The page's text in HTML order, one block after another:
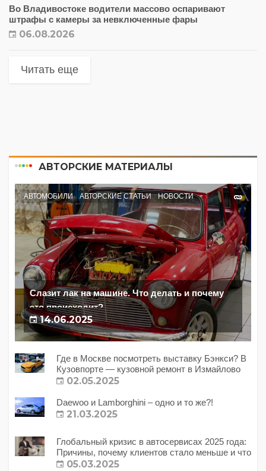
Во Владивостоке водители массово оспаривают
штрафы с камеры за невключенные фары
06.08.2026
Читать еще
АВТОРСКИЕ МАТЕРИАЛЫ
АВТОМОБИЛИ АВТОРСКИЕ СТАТЬИ НОВОСТИ
Слазит лак на машине. Что делать и почему
это происходит?
14.06.2025
Где в Москве посмотреть выставку Бэнкси? В
Кузовпорте — кузовной ремонт в Измайлово
02.05.2025
Daewoo и Lamborghini – одно и то же?!
21.03.2025
Глобальный кризис в автосервисах 2025 года:
Причины, почему клиентов стало меньше и что
с этим делать?
05.03.2025